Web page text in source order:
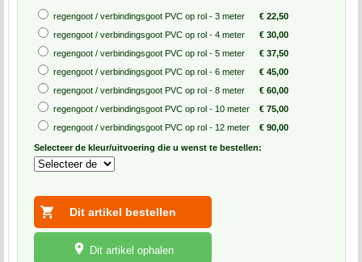
regengoot / verbindingsgoot PVC op rol - 3 meter
€ 22,50
regengoot / verbindingsgoot PVC op rol - 4 meter
€ 30,00
regengoot / verbindingsgoot PVC op rol - 5 meter
€ 37,50
regengoot / verbindingsgoot PVC op rol - 6 meter
€ 45,00
regengoot / verbindingsgoot PVC op rol - 8 meter
€ 60,00
regengoot / verbindingsgoot PVC op rol - 10 meter
€ 75,00
regengoot / verbindingsgoot PVC op rol - 12 meter
€ 90,00
Selecteer de kleur/uitvoering die u wenst te bestellen:
Dit artikel ophalen